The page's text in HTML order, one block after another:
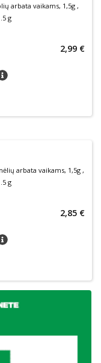
arbata vaikams, 1,5g ,
g
narių nuolaida
2,99 €
arbata vaikams, 1,5g ,
g
narių nuolaida
2,85 €